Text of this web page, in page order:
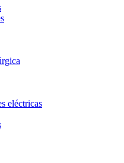
eléctricas